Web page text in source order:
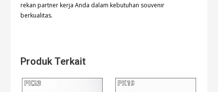
rekan partner kerja Anda dalam kebutuhan souvenir
berkualitas.
Produk Terkait